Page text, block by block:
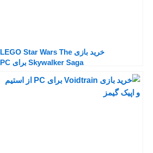
خرید بازی LEGO Star Wars The
Skywalker Saga برای PC